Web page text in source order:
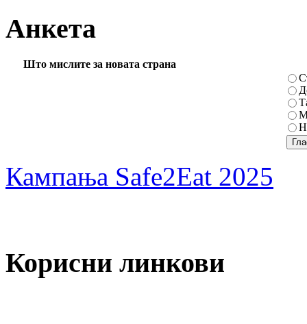
Анкета
Што мислите за новата страна
Кампања Safe2Eat 2025
Корисни линкови